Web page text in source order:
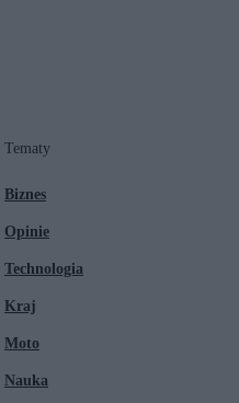
Tematy
Biznes
Opinie
Technologia
Kraj
Moto
Nauka